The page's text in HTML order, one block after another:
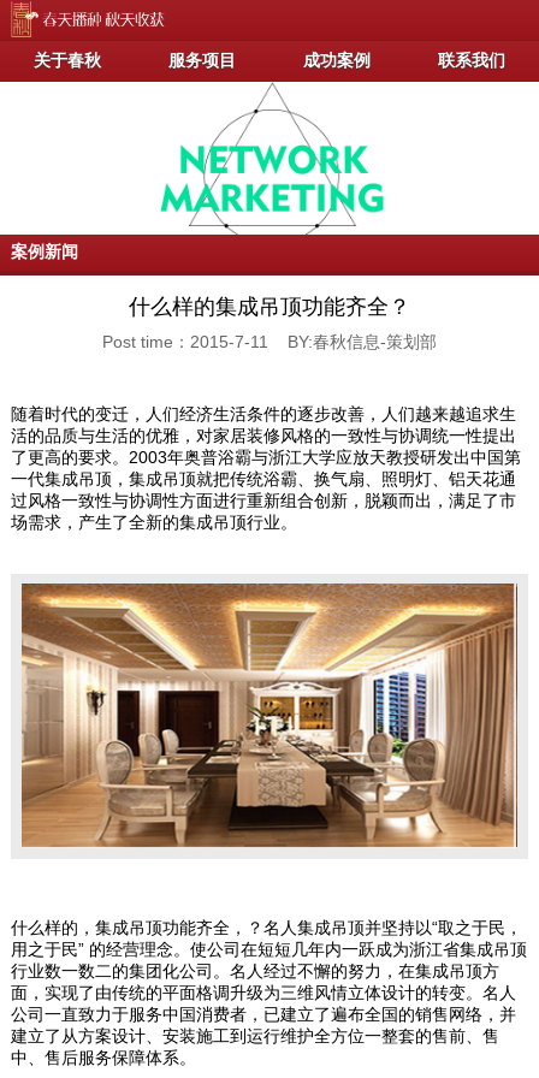
关于春秋 服务项目 成功案例 联系我们
案例新闻
什么样的集成吊顶功能齐全？
Post time：2015-7-11 BY:春秋信息-策划部
随着时代的变迁，人们经济生活条件的逐步改善，人们越来越追求生
活的品质与生活的优雅，对家居装修风格的一致性与协调统一性提出
了更高的要求。2003年奥普浴霸与浙江大学应放天教授研发出中国第
一代集成吊顶，集成吊顶就把传统浴霸、换气扇、照明灯、铝天花通
过风格一致性与协调性方面进行重新组合创新，脱颖而出，满足了市
场需求，产生了全新的集成吊顶行业。
什么样的，集成吊顶功能齐全，？名人集成吊顶并坚持以“取之于民，
用之于民” 的经营理念。使公司在短短几年内一跃成为浙江省集成吊顶
行业数一数二的集团化公司。名人经过不懈的努力，在集成吊顶方
面，实现了由传统的平面格调升级为三维风情立体设计的转变。名人
公司一直致力于服务中国消费者，已建立了遍布全国的销售网络，并
建立了从方案设计、安装施工到运行维护全方位一整套的售前、售
中、售后服务保障体系。